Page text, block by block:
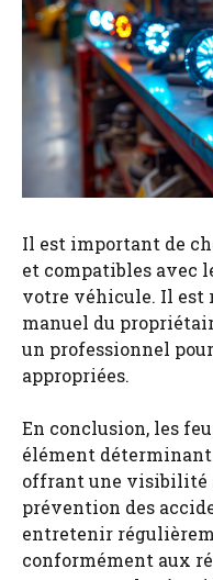
Il est important de
et compatibles avec
votre véhicule. Il est
manuel du
un professionnel
appropriées.
En conclusion, les
élément
offrant une visibilité
prévention des
entretenir
conformément aux